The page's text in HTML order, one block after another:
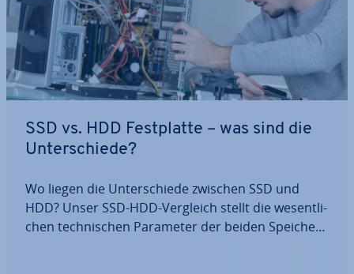
SSD vs. HDD Fest­plat­te – was sind die
Un­ter­schie­de?
Wo liegen die Un­ter­schie­de zwischen SSD und
HDD? Unser SSD-HDD-Vergleich stellt die we­sent­li­
chen tech­ni­schen Parameter der beiden Spei­cher­